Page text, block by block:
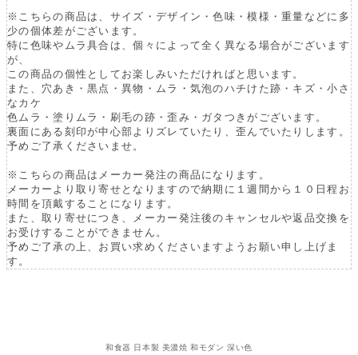
4
色
【日
本
製】
KU0109
の
数
量
を
減
ら
す
4
色
【日
本
製】
KU0109
の
数
量
を
増
や
す
※こちらの商品は、サイズ・デザイン・色味・模様・重量などに多
少の個体差がございます。
特に色味やムラ具合は、個々によって全く異なる場合がございます
が、
この商品の個性としてお楽しみいただければと思います。
また、穴あき・黒点・異物・ムラ・気泡のハチけた跡・キズ・小さ
なカケ
色ムラ・塗りムラ・刷毛の跡・歪み・ガタつきがございます。
裏面にある刻印が中心部よりズレていたり、歪んでいたりします。
予めご了承くださいませ。
※こちらの商品はメーカー発注の商品になります。
メーカーより取り寄せとなりますので納期に１週間から１０日程お
時間を頂戴することになります。
また、取り寄せにつき、メーカー発注後のキャンセルや返品交換を
お受けすることができません。
予めご了承の上、お買い求めくださいますようお願い申し上げま
す。
和食器 日本製 美濃焼 和モダン 深い色